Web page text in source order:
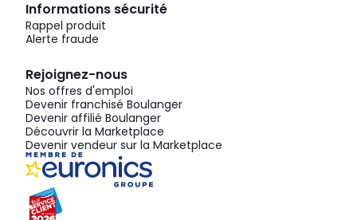
Informations sécurité
Rappel produit
Alerte fraude
Rejoignez-nous
Nos offres d'emploi
Devenir franchisé Boulanger
Devenir affilié Boulanger
Découvrir la Marketplace
Devenir vendeur sur la Marketplace